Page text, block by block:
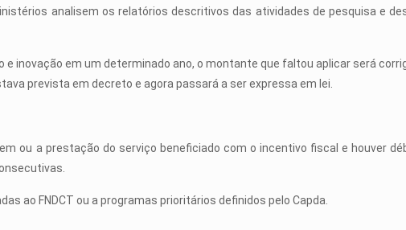
analisem os relatórios descritivos das atividades de pesquisa e
inovação em um determinado ano, o montante que faltou aplicar será
prevista em decreto e agora passará a ser expressa em lei.
ou a prestação do serviço beneficiado com o incentivo fiscal e houver
ao FNDCT ou a programas prioritários definidos pelo Capda.